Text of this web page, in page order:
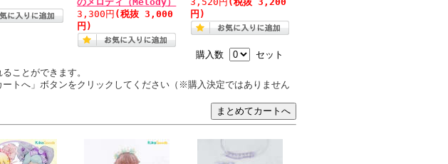
3,300円 (税抜 3,000
円)
円)
購入数
セット
ことができます。
ートへ」ボタンをクリックしてください（※購入決定ではありません